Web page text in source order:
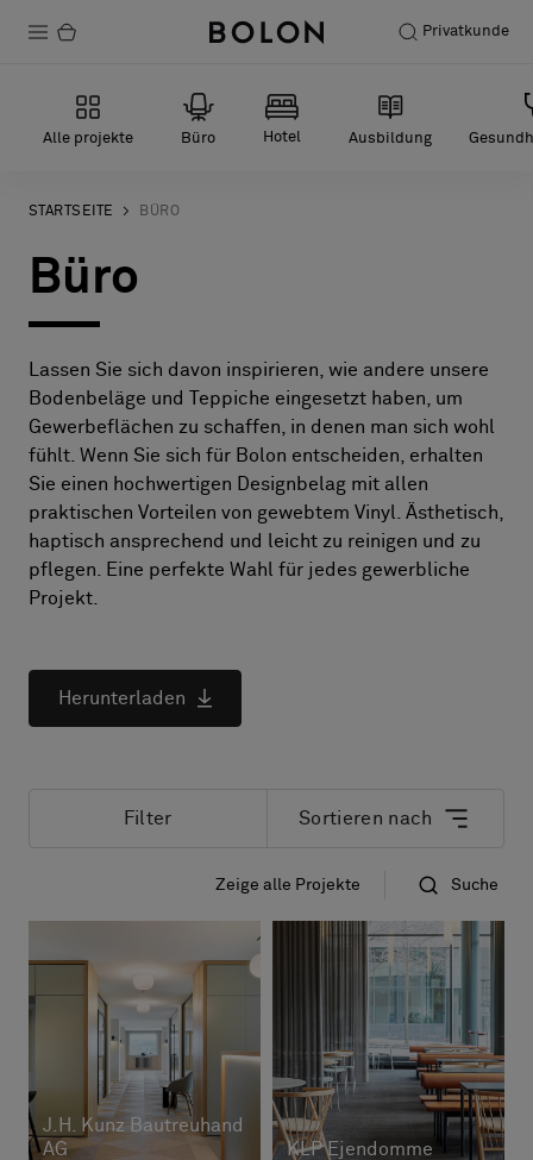
Privatkunde
Produkte
Nachhaltigkeit
Installation
Instandhaltung
Designerkollaborationen
Stories
Über uns
Kontakt
Pattern Tile Tool
Alle projekte Büro Hotel Ausbildung
STARTSEITE BÜRO
Büro
Lassen Sie sich davon inspirieren, wie andere unsere
Bodenbeläge und Teppiche eingesetzt haben, um
Gewerbeflächen zu schaffen, in denen man sich wohl
fühlt. Wenn Sie sich für Bolon entscheiden, erhalten
Sie einen hochwertigen Designbelag mit allen
praktischen Vorteilen von gewebtem Vinyl. Ästhetisch,
haptisch ansprechend und leicht zu reinigen und zu
pflegen. Eine perfekte Wahl für jedes gewerbliche
Projekt.
Herunterladen
Filter Sortieren nach
Das neuste zuerst
Zeige alle Projekte Suche
J.H. Kunz Bautreuhand
AG
KLP Ejendomme